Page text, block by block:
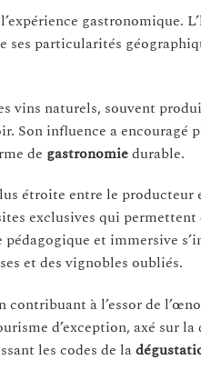
gastronomique.
ses particularités
vins naturels, souvent
Son influence a encouragé
de gastronomiedurable.
étroite entre le producteur
exclusives qui
et immersive
et des vignobles oubliés.
à l’essor de
d’exception, axé sur la
les codes de la